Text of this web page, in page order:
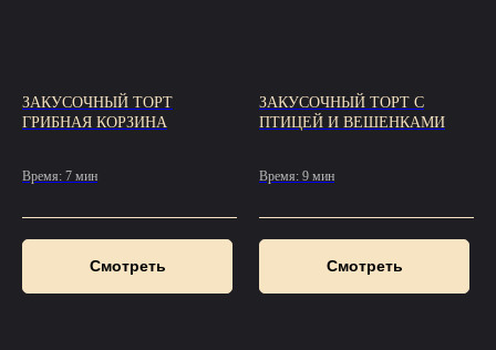
ЗАКУСОЧНЫЙ ТОРТ
ГРИБНАЯ КОРЗИНА
Время: 7 мин
Смотреть
ЗАКУСОЧНЫЙ ТОРТ С
ПТИЦЕЙ И ВЕШЕНКАМИ
Время: 9 мин
Смотреть